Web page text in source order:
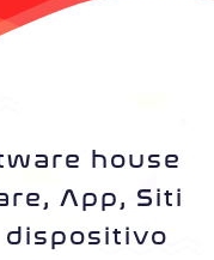
house
App, Siti
dispositivo